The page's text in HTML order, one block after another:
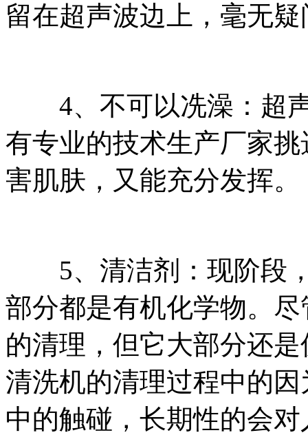
留在超声波边上，毫无
4、不可以冼澡：超声
有专业的技术生产厂家
害肌肤，又能充分发挥。
5、清洁剂：现阶段，
部分都是有机化学物。
的清理，但它大部分还
清洗机的清理过程中的
中的触碰，长期性的会